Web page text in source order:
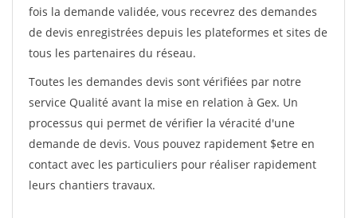
fois la demande validée, vous recevrez des demandes
de devis enregistrées depuis les plateformes et sites de
tous les partenaires du réseau.
Toutes les demandes devis sont vérifiées par notre
service Qualité avant la mise en relation à Gex. Un
processus qui permet de vérifier la véracité d'une
demande de devis. Vous pouvez rapidement $etre en
contact avec les particuliers pour réaliser rapidement
leurs chantiers travaux.